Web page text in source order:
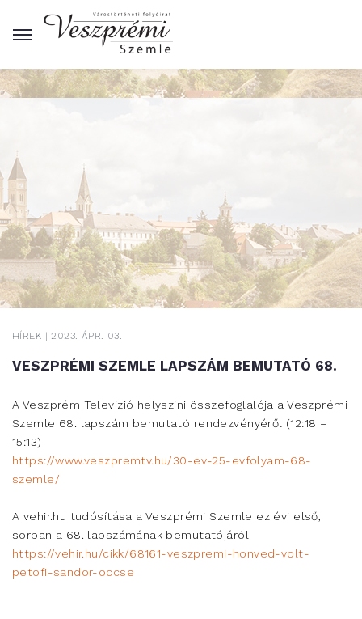
Hírek
HÍREK | 2023. ÁPR. 03.
VESZPRÉMI SZEMLE LAPSZÁM BEMUTATÓ 68.
A Veszprém Televízió helyszíni összefoglalója a Veszprémi
Szemle 68. lapszám bemutató rendezvényéről (12:18 –
15:13)
https://www.veszpremtv.hu/30-ev-25-evfolyam-68-
szemle/
A vehir.hu tudósítása a Veszprémi Szemle ez évi első,
sorban a 68. lapszámának bemutatójáról
https://vehir.hu/cikk/68161-veszpremi-honved-volt-
petofi-sandor-occse